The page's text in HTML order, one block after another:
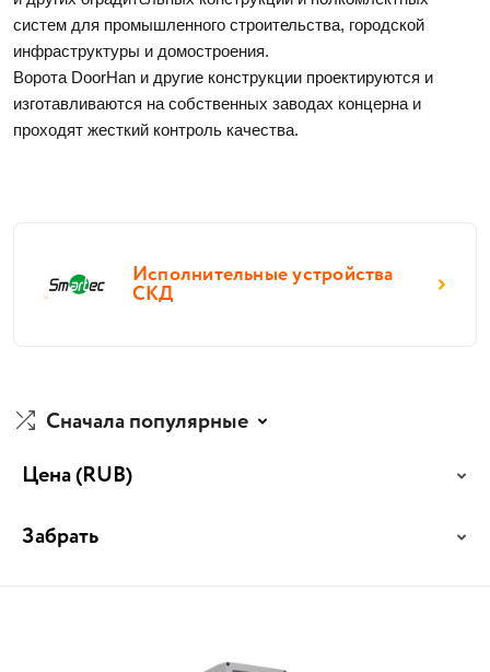
систем для промышленного строительства, городской
инфраструктуры и домостроения.
Ворота DoorHan и другие конструкции проектируются и
изготавливаются на собственных заводах концерна и
проходят жесткий контроль качества.
Исполнительные устройства
СКД
Сначала популярные
Цена(RUB)
Забрать